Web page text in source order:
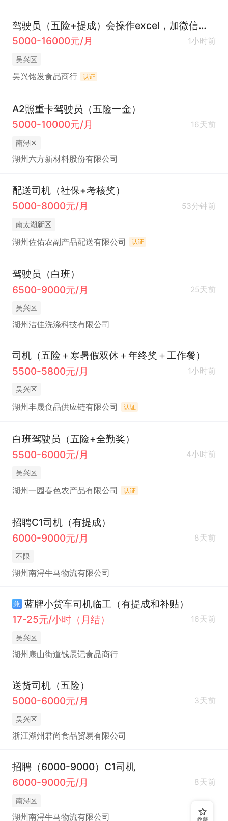
驾驶员（五险+提成）会操作excel，加微信联系
5000-16000元/月
1小时前
吴兴区
吴兴铭发食品商行 认证
A2照重卡驾驶员（五险一金）
5000-10000元/月
16天前
南浔区
湖州六方新材料股份有限公司
配送司机（社保+考核奖）
5000-8000元/月
53分钟前
南太湖新区
湖州佐佑农副产品配送有限公司 认证
驾驶员（白班）
6500-9000元/月
25天前
吴兴区
湖州洁佳洗涤科技有限公司
司机（五险＋寒暑假双休＋年终奖＋工作餐）
5500-5800元/月
1小时前
吴兴区
湖州丰晟食品供应链有限公司 认证
白班驾驶员（五险+全勤奖）
5500-6000元/月
4小时前
吴兴区
湖州一园春色农产品有限公司 认证
招聘C1司机（有提成）
6000-9000元/月
8天前
不限
湖州南浔牛马物流有限公司
兼 蓝牌小货车司机临工（有提成和补贴）
17-25元/小时（月结）
16天前
吴兴区
湖州康山街道钱辰记食品商行
送货司机（五险）
5000-6000元/月
3天前
吴兴区
浙江湖州君尚食品贸易有限公司
招聘（6000-9000）C1司机
6000-9000元/月
8天前
南浔区
湖州南浔牛马物流有限公司